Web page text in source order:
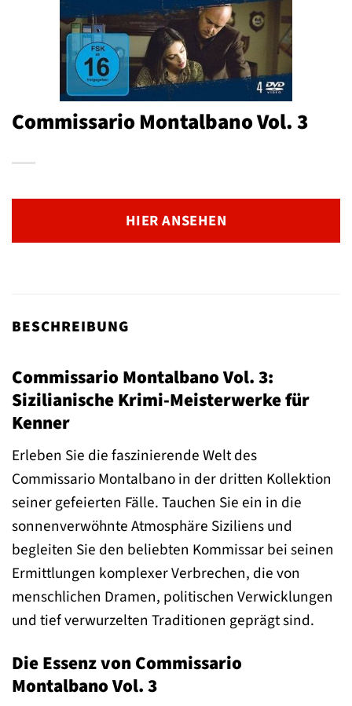
Commissario Montalbano Vol. 3
HIER ANSEHEN
BESCHREIBUNG
Commissario Montalbano Vol. 3:
Sizilianische Krimi-Meisterwerke für
Kenner
Erleben Sie die faszinierende Welt des
Commissario Montalbano in der dritten Kollektion
seiner gefeierten Fälle. Tauchen Sie ein in die
sonnenverwöhnte Atmosphäre Siziliens und
begleiten Sie den beliebten Kommissar bei seinen
Ermittlungen komplexer Verbrechen, die von
menschlichen Dramen, politischen Verwicklungen
und tief verwurzelten Traditionen geprägt sind.
Die Essenz von Commissario
Montalbano Vol. 3